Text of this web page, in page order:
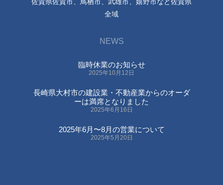
全域
NEWS
臨時休業のお知らせ
2025年10月12日
長崎県大村市の建設業・不動産業からのオーダ
ーは満席となりました
2025年6月16日
2025年6月〜8月の営業について
2025年5月20日